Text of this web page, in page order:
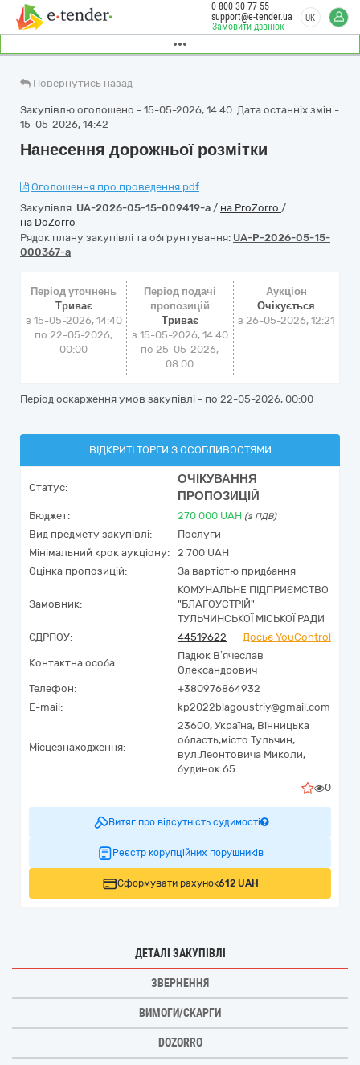
Замовити дзвінок
0 800 30 77 55
support@e-tender.ua
UK
Повернутись назад
Закупівлю оголошено - 15-05-2026, 14:40. Дата останніх змін -
15-05-2026, 14:42
Нанесення дорожньої розмітки
Оголошення про проведення.pdf
Закупівля: UA-2026-05-15-009419-a / на ProZorro /
на DoZorro
Рядок плану закупівлі та обґрунтування: UA-P-2026-05-15-
000367-a
Період уточнень
Триває
з 15-05-2026, 14:40
по 22-05-2026,
00:00
Період подачі
пропозицій
Триває
з 15-05-2026, 14:40
по 25-05-2026,
08:00
Аукціон
Очікується
з26-05-2026, 12:21
Період оскарження умов закупівлі - по 22-05-2026, 00:00
ВІДКРИТІ ТОРГИ З ОСОБЛИВОСТЯМИ
Статус:
ОЧІКУВАННЯ
ПРОПОЗИЦІЙ
Бюджет: 270 000 UAH (з ПДВ)
Вид предмету закупівлі:
Послуги
Мінімальний крок аукціону:
2 700 UAH
Оцінка пропозицій:
За вартістю придбання
Замовник:
КОМУНАЛЬНЕ ПІДПРИЄМСТВО
"БЛАГОУСТРІЙ"
ТУЛЬЧИНСЬКОЇ МІСЬКОЇ РАДИ
ЄДРПОУ:
44519622 Досьє YouControl
Контактна особа:
Падюк В’ячеслав
Олександрович
Телефон:
+380976864932
E-mail:
kp2022blagoustriy@gmail.com
Місцезнаходження:
23600, Україна, Вінницька
область,місто Тульчин,
вул.Леонтовича Миколи,
будинок 65
0
Витяг про відсутність судимості
Реєстр корупційних порушників
Сформувати рахунок612 UAH
ДЕТАЛІ ЗАКУПІВЛІ
ЗВЕРНЕННЯ
ВИМОГИ/СКАРГИ
DOZORRO